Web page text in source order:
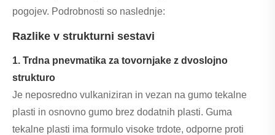
pogojev. Podrobnosti so naslednje:
Razlike v strukturni sestavi
1. Trdna pnevmatika za tovornjake z dvoslojno
strukturo
Je neposredno vulkaniziran in vezan na gumo tekalne
plasti in osnovno gumo brez dodatnih plasti. Guma
tekalne plasti ima formulo visoke trdote, odporne proti